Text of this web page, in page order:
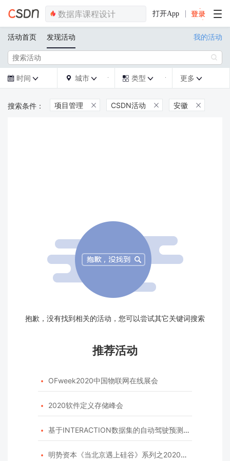
打开App
活动首页 发现活动 我的活动

 时间   城市   类型  更多 
项目管理  CSDN活动  安徽 
抱歉，没有找到相关的活动，您可以尝试其它关键词搜索
推荐活动
 OFweek2020中国物联网在线展会
 2020软件定义存储峰会
 基于INTERACTION数据集的自动驾驶预测模型挑战赛
 明势资本《当北京遇上硅谷》系列之2020年度开源峰会